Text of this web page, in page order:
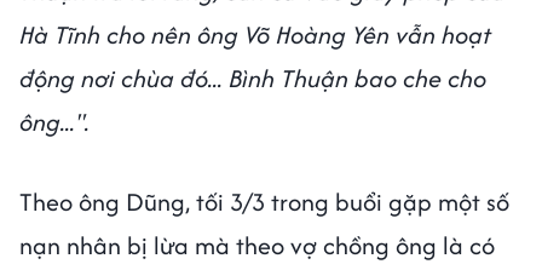
Hà Tĩnh cho nên ông Võ Hoàng Yên vẫn hoạt
động nơi chùa đó... Bình Thuận bao che cho
ông...".
Theo ông Dũng, tối 3/3 trong buổi gặp một số
nạn nhân bị lừa mà theo vợ chồng ông là có